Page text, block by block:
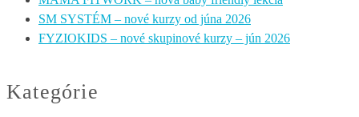
SM SYSTÉM – nové kurzy od júna 2026
FYZIOKIDS – nové skupinové kurzy – jún 2026
Kategórie